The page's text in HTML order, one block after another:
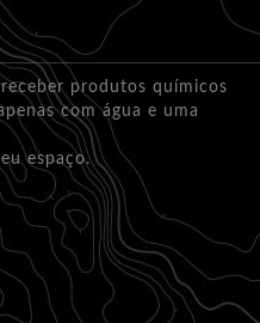
produtos químicos
com água e uma
espaço.